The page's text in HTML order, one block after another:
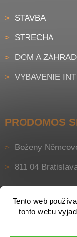
Tento web
tohto webu
STAVBA
STRECHA
DOM A
VYBAVENIE
PRODOMOS
Boženy
811 04